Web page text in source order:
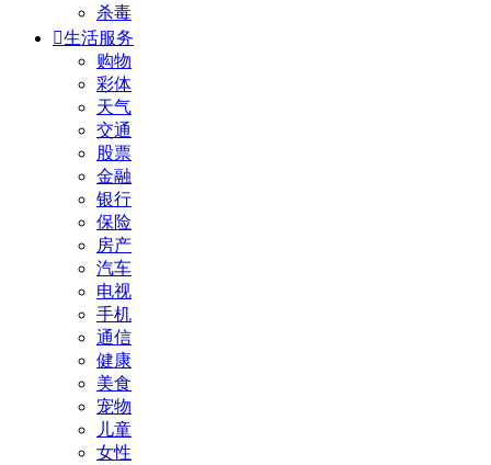
杀毒
生活服务
购物
彩体
天气
交通
股票
金融
银行
保险
房产
汽车
电视
手机
通信
健康
美食
宠物
儿童
女性